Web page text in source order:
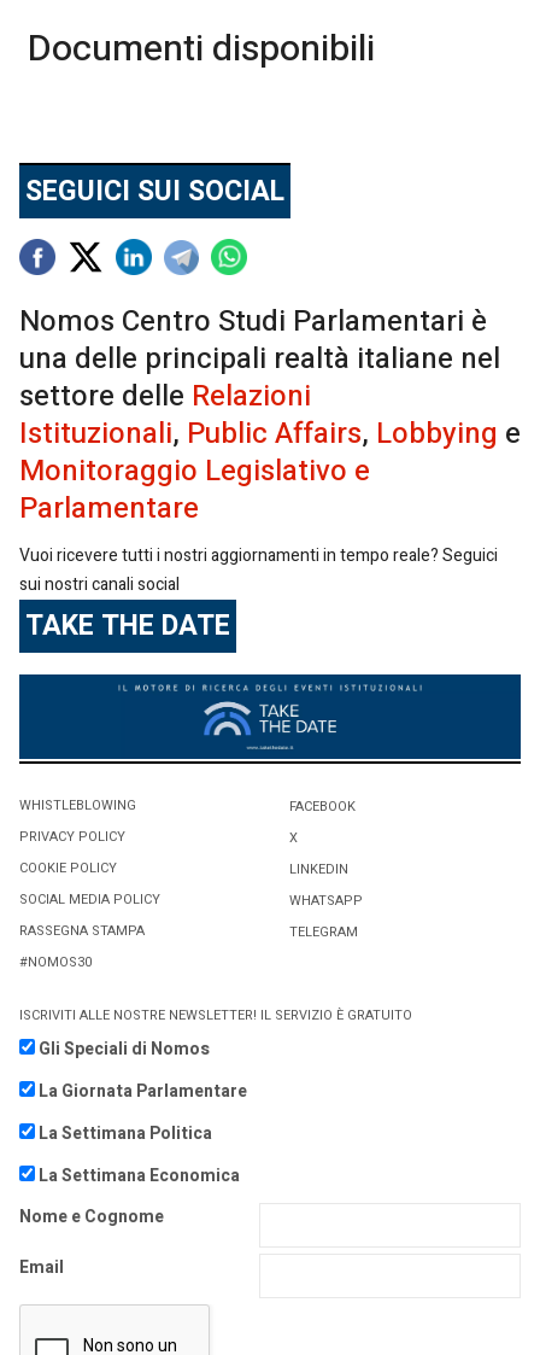
Documenti disponibili
SEGUICI SUI SOCIAL
Nomos Centro Studi Parlamentari è
una delle principali realtà italiane nel
settore delle Relazioni
Istituzionali, Public Affairs, Lobbying e
Monitoraggio Legislativo e
Parlamentare
Vuoi ricevere tutti i nostri aggiornamenti in tempo reale? Seguici
sui nostri canali social
TAKE THE DATE
WHISTLEBLOWING
PRIVACY POLICY
COOKIE POLICY
SOCIAL MEDIA POLICY
RASSEGNA STAMPA
#NOMOS30
FACEBOOK
X
LINKEDIN
WHATSAPP
TELEGRAM
ISCRIVITI ALLE NOSTRE NEWSLETTER! IL SERVIZIO È GRATUITO
Gli Speciali di Nomos
La Giornata Parlamentare
La Settimana Politica
La Settimana Economica
Nome e Cognome
Email